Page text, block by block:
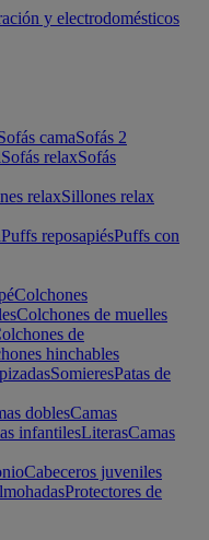
camaSofás 2
Sofás relaxSofás
relaxSillones relax
Puffs reposapiésPuffs con
Colchones
Colchones de muelles
de
hinchables
SomieresPatas de
doblesCamas
infantilesLiterasCamas
Cabeceros juveniles
Protectores de